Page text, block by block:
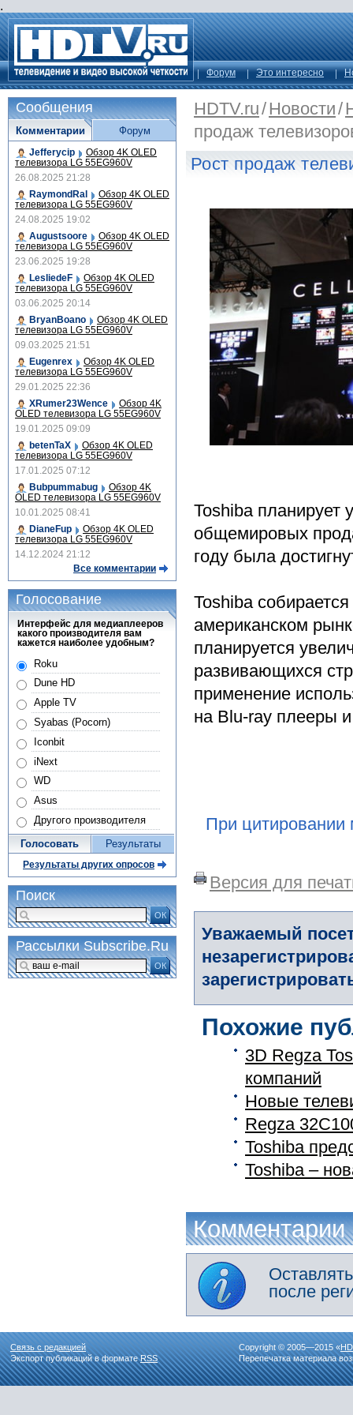
.
Форум Это интересно
HDTV.ru/Новости/
продаж
Рост продаж
Toshiba
общемировых
году была
Toshiba
американском
планируется
развивающихся
применение
на Blu-ray плееры
При цитировании
Версия для
Уважаемый
Похожие
3D Regza
компаний
Новые
Regza
Toshiba
Toshiba –
Комментарии
после
Сообщения
Комментарии
Jefferycip Обзор 4K OLED
телевизора LG 55EG960V
26.08.2025 21:28
RaymondRal
Обзор 4K OLED
телевизора LG 55EG960V
24.08.2025 19:02
Augustsoore
Обзор 4K OLED
телевизора LG 55EG960V
23.06.2025 19:28
LesliedeF
Обзор 4K OLED
телевизора LG 55EG960V
03.06.2025 20:14
BryanBoano
Обзор 4K OLED
телевизора LG 55EG960V
09.03.2025 21:51
Eugenrex
Обзор 4K OLED
телевизора LG 55EG960V
29.01.2025 22:36
XRumer23Wence
Обзор 4K
OLED телевизора LG 55EG960V
19.01.2025 09:09
betenTaX
Обзор 4K OLED
телевизора LG 55EG960V
17.01.2025 07:12
Bubpummabug
Обзор 4K
OLED телевизора LG 55EG960V
10.01.2025 08:41
DianeFup
Обзор 4K OLED
телевизора LG 55EG960V
14.12.2024 21:12
Все комментарии
Форум
Голосование
Интерфейс для медиаплееров
какого производителя вам
кажется наиболее удобным?
Roku
Dune HD
Apple TV
Syabas (Pocorn)
Iconbit
iNext
WD
Asus
Другого производителя
Голосовать Результаты
Результаты других опросов
Поиск
ОК
Рассылки Subscribe.Ru
ОК
Связь с редакцией
Экспорт публикаций в форматеRSS
Copyright © 2005—2015 «
Перепечатка материала